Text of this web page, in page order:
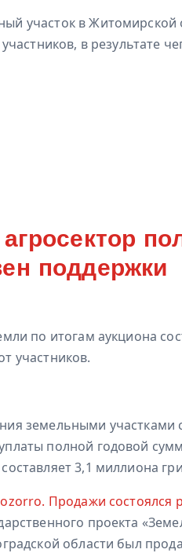
участок в
в результате
поддержки
по итогам аукциона
участников.
земельными участками
полной годовой
3,1 миллиона
Продажи состоялся
проекта
области был